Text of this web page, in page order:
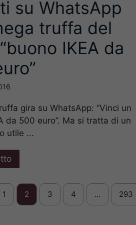
su WhatsApp
truffa del
IKEA da
gira su WhatsApp: “Vinci un
da 500 euro”. Ma si tratta di un
utile ...
1 2 3 4 … 293